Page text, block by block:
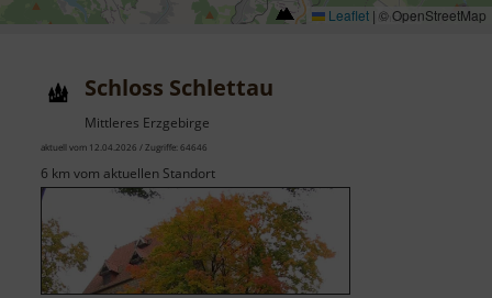
Leaflet | © OpenStreetMap
Schloss Schlettau
Mittleres Erzgebirge
aktuell vom 12.04.2026 / Zugriffe: 64646
6 km vom aktuellen Standort